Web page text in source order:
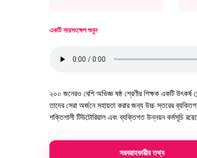
একটি সারসংক্ষেপ শুনুন
২০০ জনেরও বেশি অভিজ্ঞ ষষ্ঠ শ্রেণীর শিক্ষক একটি উৎকর্ষ
তাদের সেরা অর্জনে সহায়তা করার জন্য উচ্চ স্তরের
শক্তিশালী টিউটোরিয়াল এবং ব্যক্তিগত উন্নয়ন কর্মসূচি
সরবরাহকারীর তথ্য